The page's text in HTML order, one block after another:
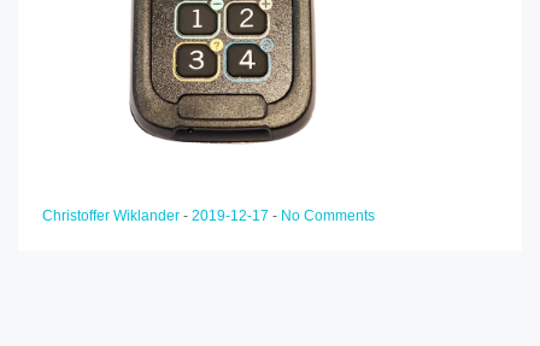
Christoffer Wiklander - 2019-12-17 - No Comments